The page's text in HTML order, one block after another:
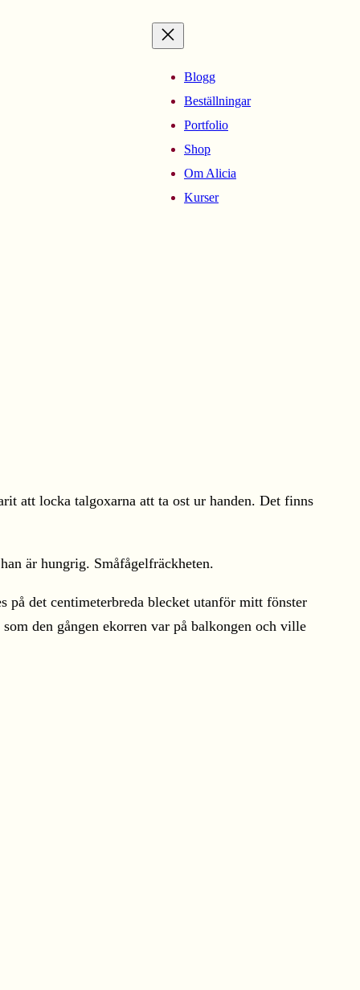
Blogg
Beställningar
Portfolio
Shop
Om Alicia
Kurser
att locka talgoxarna att ta ost ur handen. Det finns
är hungrig. Småfågelfräckheten.
på det centimeterbreda blecket utanför mitt fönster
den gången ekorren var på balkongen och ville